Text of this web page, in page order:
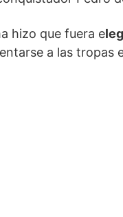
hizo que fuera e
a las